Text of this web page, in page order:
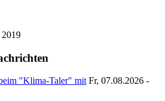
"Klima-Taler" mit Fr, 07.08.2026 -